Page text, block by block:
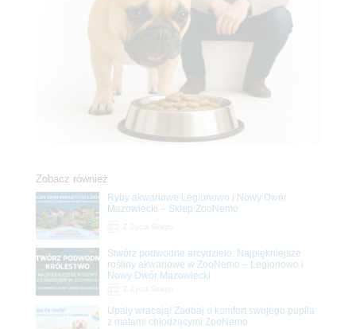
Zobacz również
Ryby akwariowe Legionowo i Nowy Dwór
Mazowiecki – Sklep ZooNemo
Stwórz podwodne arcydzieło: Najpiękniejsze
rośliny akwariowe w ZooNemo – Legionowo i
Nowy Dwór Mazowiecki
Upały wracają! Zadbaj o komfort swojego pupila
z matami chłodzącymi ZooNemo